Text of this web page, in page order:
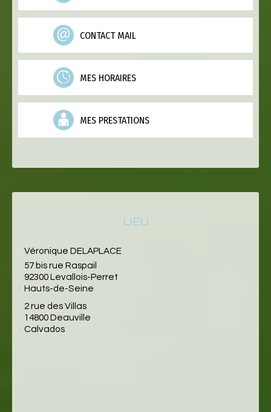
CONTACT MAIL
MES HORAIRES
MES PRESTATIONS
LIEU
Véronique DELAPLACE
57 bis rue Raspail
92300 Levallois-Perret
Hauts-de-Seine
2 rue des Villas
14800 Deauville
Calvados